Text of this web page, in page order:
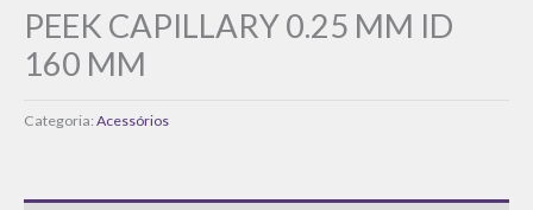
PEEK CAPILLARY 0.25 MM ID
160 MM
Categoria: Acessórios